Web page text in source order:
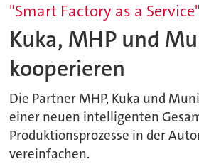
"Smart Factory as a Service"
Kuka, MHP und
kooperieren
Die Partner MHP, Kuka und
einer neuen intelligenten
Produktionsprozesse in der
vereinfachen.